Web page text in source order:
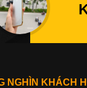
KHÁCH